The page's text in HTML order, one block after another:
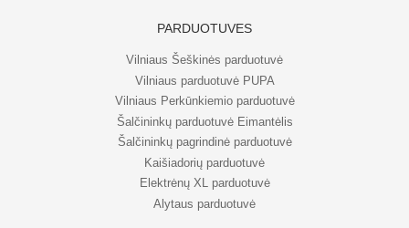
PARDUOTUVĖS
Vilniaus Šeškinės parduotuvė
Vilniaus parduotuvė PUPA
Vilniaus Perkūnkiemio parduotuvė
Šalčininkų parduotuvė Eimantėlis
Šalčininkų pagrindinė parduotuvė
Kaišiadorių parduotuvė
Elektrėnų XL parduotuvė
Alytaus parduotuvė